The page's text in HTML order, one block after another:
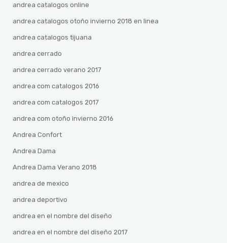
andrea catalogos online
andrea catalogos otoño invierno 2018 en linea
andrea catalogos tijuana
andrea cerrado
andrea cerrado verano 2017
andrea com catalogos 2016
andrea com catalogos 2017
andrea com otoño invierno 2016
Andrea Confort
Andrea Dama
Andrea Dama Verano 2018
andrea de mexico
andrea deportivo
andrea en el nombre del diseño
andrea en el nombre del diseño 2017